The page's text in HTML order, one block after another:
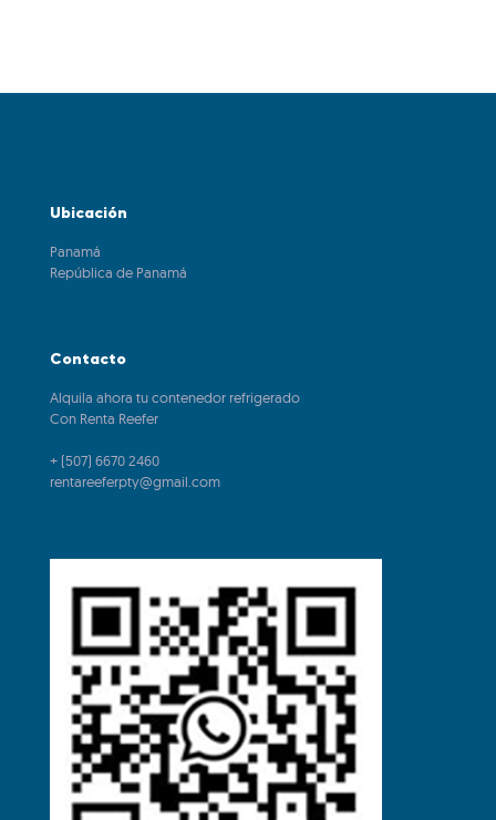
Ubicación
Panamá
República de Panamá
Contacto
Alquila ahora tu contenedor refrigerado
Con Renta Reefer
+ (507) 6670 2460
rentareeferpty@gmail.com